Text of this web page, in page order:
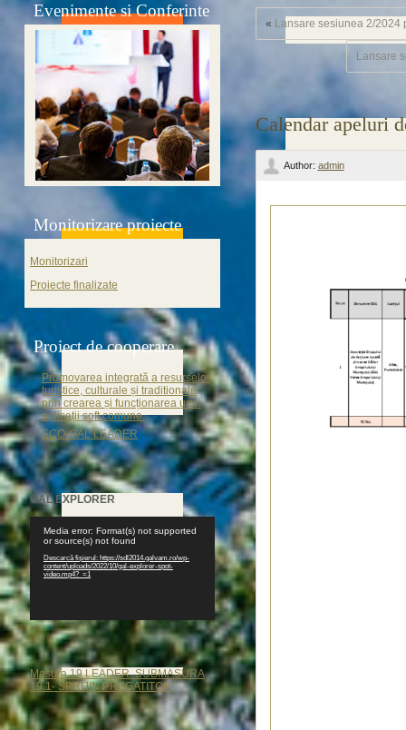
« Lansare sesiunea 2/2024
Lansare
Calendar apeluri
Author: admin
Evenimente si Conferinte
Monitorizare proiecte
Monitorizari
Proiecte finalizate
Proiect de cooperare
Promovarea integrată a resurselor
turistice, culturale și traditionale
prin crearea și funcționarea unei
aplicații soft comune.
ECO-GAL LEADER
GAL EXPLORER
videoMedia error: Format(s) not supported
or source(s) not found
Descarcă fișierul: https://sdl2014.galvam.ro/wp-
content/uploads/2022/10/gal-explorer-spot-
video.mp4?_=1
Masura 19 LEADER. SUBMASURA
19.1- SPRIJIN PREGATITOR